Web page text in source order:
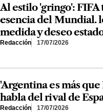
Al estilo 'gringo': FIFA
esencia del Mundial.
medida y deseo
Redacción 17/07/2026
'Argentina es más
habla del rival de
Redacción 17/07/2026